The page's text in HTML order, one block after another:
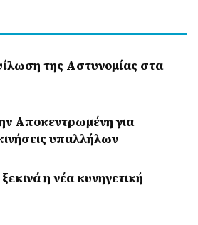
της Αστυνομίας στα
Αποκεντρωμένη για
υπαλλήλων
η νέα κυνηγετική